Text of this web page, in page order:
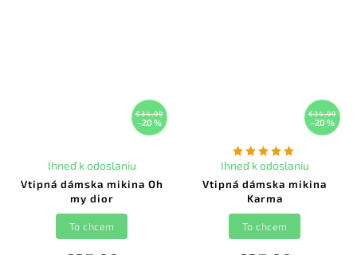
€34,99
–20 %
Vtipná dámska mikina Oh
my dior
Ihneď k odoslaniu
To chcem
€34,99
–20 %
Vtipná dámska mikina
Karma
Ihneď k odoslaniu
To chcem